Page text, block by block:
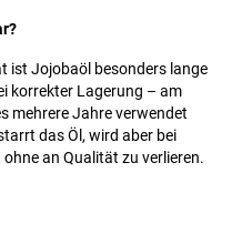
ist Jojobaöl besonders lange
korrekter Lagerung – am
mehrere Jahre verwendet
das Öl, wird aber bei
an Qualität zu verlieren.